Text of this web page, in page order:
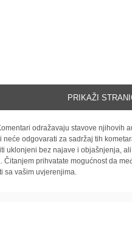
PRIKAŽI
odražavaju stavove njihovih
neće odgovarati za sadržaj tih
uklonjeni bez najave i objašnjenja,
Čitanjem prihvatate mogućnost da
sa vašim uvjerenjima.